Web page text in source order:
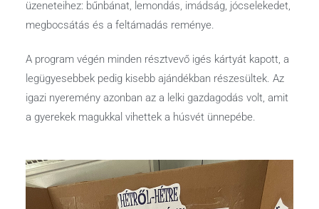
üzeneteihez: bűnbánat, lemondás, imádság, jócselekedet,
megbocsátás és a feltámadás reménye.
A program végén minden résztvevő igés kártyát kapott, a
legügyesebbek pedig kisebb ajándékban részesültek. Az
igazi nyeremény azonban az a lelki gazdagodás volt, amit
a gyerekek magukkal vihettek a húsvét ünnepébe.